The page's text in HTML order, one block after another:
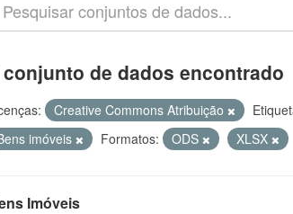
conjunto de dados encontrado
Creative Commons Atribuição
imóveis
Formatos: ODS XLSX
Imóveis